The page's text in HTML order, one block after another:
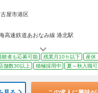
屋市港区
高速鉄道あおなみ線 港北駅
験者も応募可能 残業月10ｈ以下
産休
舗数30以上 積極採用中 夏～秋入職可